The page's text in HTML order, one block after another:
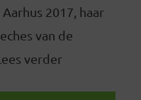
2017, haar
van de
verder